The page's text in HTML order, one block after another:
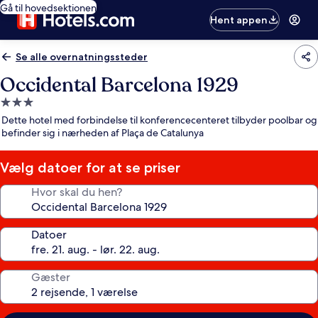
Gå til hovedsektionen
Hent appen
Se alle overnatningssteder
Occidental Barcelona 1929
3.0-
stjernet
overnatningssted
Dette hotel med forbindelse til konferencecenteret tilbyder poolbar og
befinder sig i nærheden af Plaça de Catalunya
Vælg datoer for at se priser
Hvor skal du hen?
Datoer
Gæster